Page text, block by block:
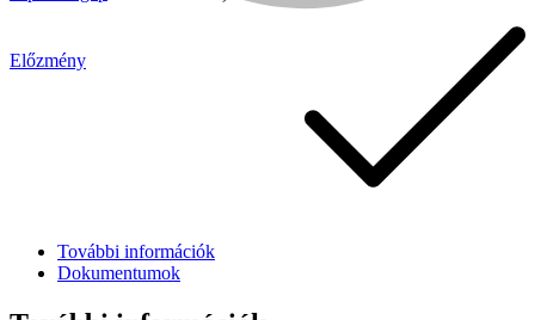
Előzmény
További információk
Dokumentumok